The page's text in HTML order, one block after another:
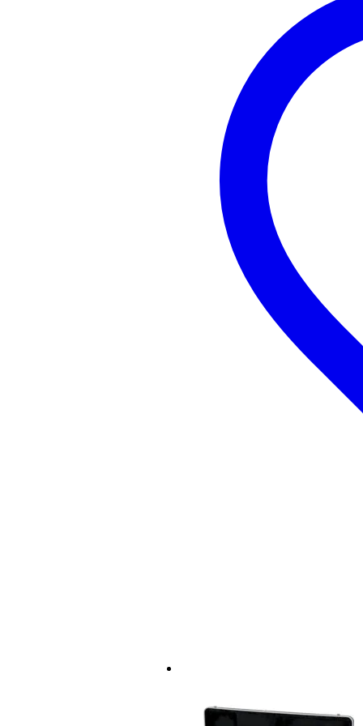
larghezza: 33,02 cm
altezza: 60,96 cm
dimensioni esterne
lunghezza: 81,28
larghezza: 35,56 cm
altezza: 68,58 cm
peso: 17,24 kg